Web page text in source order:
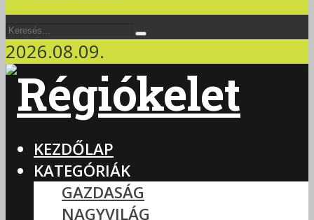
2026.08.09.
KEZDŐLAP
KATEGÓRIÁK
GAZDASÁG
NAGYVILÁG